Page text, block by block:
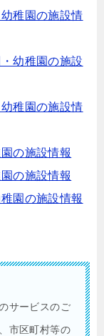
稚園の施設情
幼稚園の施設
稚園の施設情
の施設情報
の施設情報
園の施設情報
サービスのご
市区町村等の